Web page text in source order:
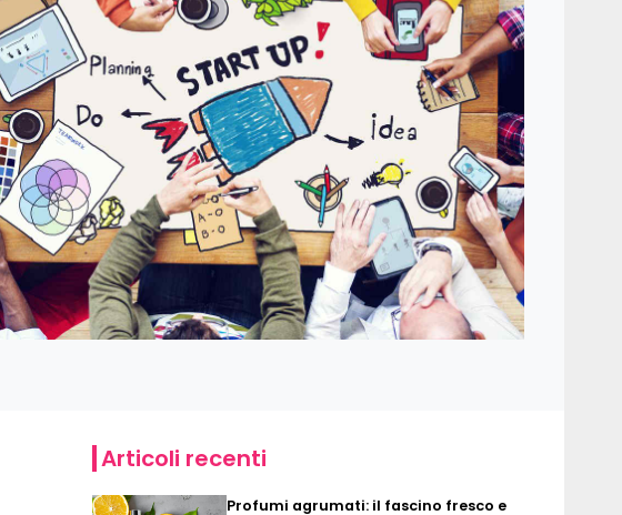
Articoli recenti
Profumi agrumati: il fascino fresco e